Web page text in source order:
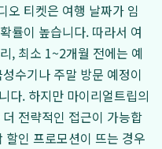
오 티켓은 여행 날짜가 임
률이 높습니다. 따라서 여
, 최소 1~2개월 전에는 예
수기나 주말 방문 예정이
다. 하지만 마이리얼트립의
전략적인 접근이 가능합
인 프로모션이 뜨는 경우